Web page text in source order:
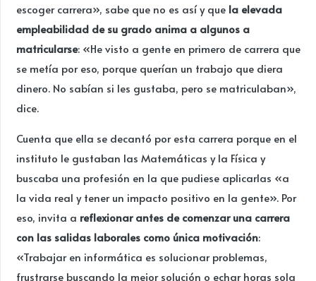
escoger carrera», sabe que no es así y que la elevada
empleabilidad de su grado anima a algunos a
matricularse: «He visto a gente en primero de carrera que
se metía por eso, porque querían un trabajo que diera
dinero. No sabían si les gustaba, pero se matriculaban»,
dice.
Cuenta que ella se decantó por esta carrera porque en el
instituto le gustaban las Matemáticas y la Física y
buscaba una profesión en la que pudiese aplicarlas «a
la vida real y tener un impacto positivo en la gente». Por
eso, invita a reflexionar antes de comenzar una carrera
con las salidas laborales como única motivación:
«Trabajar en informática es solucionar problemas,
frustrarse buscando la mejor solución o echar horas sola